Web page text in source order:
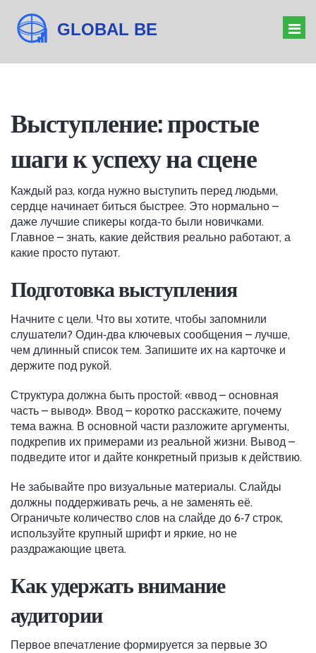
БАРЬЕРЫ БИЗНЕСА
ЗНАЧЕНИЕ ФОРУМА
Выступление: простые
шаги к успеху на сцене
Каждый раз, когда нужно выступить перед людьми,
сердце начинает биться быстрее. Это нормально –
даже лучшие спикеры когда‑то были новичками.
Главное – знать, какие действия реально работают, а
какие просто путают.
Подготовка выступления
Начните с цели. Что вы хотите, чтобы запомнили
слушатели? Один‑два ключевых сообщения – лучше,
чем длинный список тем. Запишите их на карточке и
держите под рукой.
Структура должна быть простой: «ввод – основная
часть – вывод». Ввод – коротко расскажите, почему
тема важна. В основной части разложите аргументы,
подкрепив их примерами из реальной жизни. Вывод –
подведите итог и дайте конкретный призыв к действию.
Не забывайте про визуальные материалы. Слайды
должны поддерживать речь, а не заменять её.
Ограничьте количество слов на слайде до 6‑7 строк,
используйте крупный шрифт и яркие, но не
раздражающие цвета.
Как удержать внимание
аудитории
Первое впечатление формируется за первые 30